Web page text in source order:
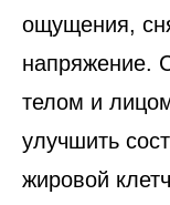
ощущения,
напряжение.
телом и
улучшить
жировой